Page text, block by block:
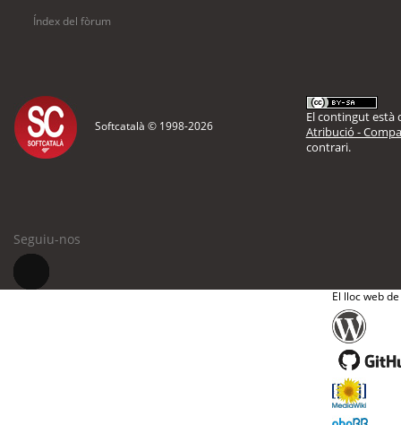
Índex del fòrum
Softcatalà © 1998-2026
El contingut està
Atribució -
contrari.
Seguiu-nos
El lloc web